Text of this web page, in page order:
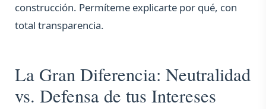
construcción. Permíteme explicarte por qué, con
total transparencia.
La Gran Diferencia: Neutralidad
vs. Defensa de tus Intereses